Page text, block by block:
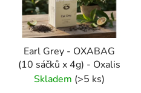
Earl Grey - OXABAG
(10 sáčků x 4g) - Oxalis
Skladem (>5 ks)